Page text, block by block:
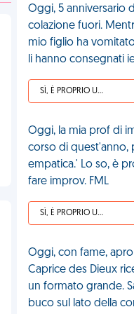
Oggi, 5 anniversario
colazione fuori.
mio figlio ha
li hanno consegnati
SÌ, È PROPRIO UNA VDM!
Oggi, la mia prof di
corso di quest'anno,
empatica.' Lo so, è
fare improv. FML
SÌ, È PROPRIO UNA VDM!
Oggi, con fame,
Caprice des Dieux
un formato grande.
buco sul lato della